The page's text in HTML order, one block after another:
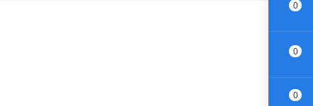
0
0
0